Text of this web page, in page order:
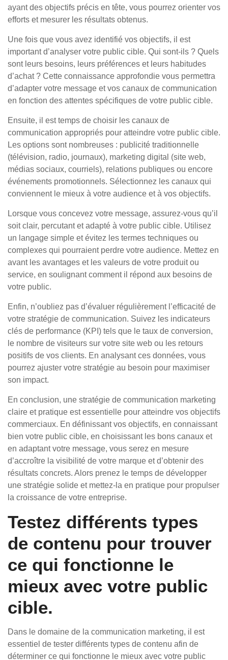
ayant des objectifs précis en tête, vous pourrez orienter vos
efforts et mesurer les résultats obtenus.
Une fois que vous avez identifié vos objectifs, il est
important d’analyser votre public cible. Qui sont-ils ? Quels
sont leurs besoins, leurs préférences et leurs habitudes
d’achat ? Cette connaissance approfondie vous permettra
d’adapter votre message et vos canaux de communication
en fonction des attentes spécifiques de votre public cible.
Ensuite, il est temps de choisir les canaux de
communication appropriés pour atteindre votre public cible.
Les options sont nombreuses : publicité traditionnelle
(télévision, radio, journaux), marketing digital (site web,
médias sociaux, courriels), relations publiques ou encore
événements promotionnels. Sélectionnez les canaux qui
conviennent le mieux à votre audience et à vos objectifs.
Lorsque vous concevez votre message, assurez-vous qu’il
soit clair, percutant et adapté à votre public cible. Utilisez
un langage simple et évitez les termes techniques ou
complexes qui pourraient perdre votre audience. Mettez en
avant les avantages et les valeurs de votre produit ou
service, en soulignant comment il répond aux besoins de
votre public.
Enfin, n’oubliez pas d’évaluer régulièrement l’efficacité de
votre stratégie de communication. Suivez les indicateurs
clés de performance (KPI) tels que le taux de conversion,
le nombre de visiteurs sur votre site web ou les retours
positifs de vos clients. En analysant ces données, vous
pourrez ajuster votre stratégie au besoin pour maximiser
son impact.
En conclusion, une stratégie de communication marketing
claire et pratique est essentielle pour atteindre vos objectifs
commerciaux. En définissant vos objectifs, en connaissant
bien votre public cible, en choisissant les bons canaux et
en adaptant votre message, vous serez en mesure
d’accroître la visibilité de votre marque et d’obtenir des
résultats concrets. Alors prenez le temps de développer
une stratégie solide et mettez-la en pratique pour propulser
la croissance de votre entreprise.
Testez différents types
de contenu pour trouver
ce qui fonctionne le
mieux avec votre public
cible.
Dans le domaine de la communication marketing, il est
essentiel de tester différents types de contenu afin de
déterminer ce qui fonctionne le mieux avec votre public